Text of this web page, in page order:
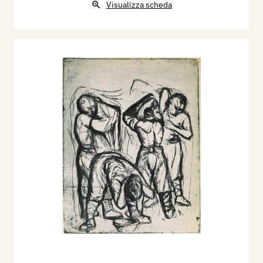
Milano, Mondadori, p. 58.
1983 - Catalogo della Grafica Italiana n. 13.
Milano, Mondadori, p. 75.
1990 - Annuario della Grafica in Italia n. 20.
Milano, Mondadori, p. 45.
1990 - L’incisione originale italiana. Novità e
prezzi, Mantova Archivio, n. 8 ottobre, Sartori
Editore, p. 12.
1991 - A. S., Renato Alessandrini, (Incisori
Italiani Moderni/13), Mantova Archivio, n. 3
marzo, Sartori Editore, p. 19.
Visualizza scheda